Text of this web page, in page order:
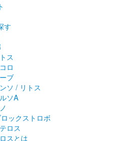
す
ス
ロ
ブ
ソ / リトス
ソA
ックストロボ
ロス
スとは